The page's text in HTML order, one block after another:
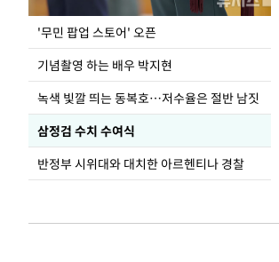
'무민 팝업 스토어' 오픈
기념촬영 하는 배우 박지현
녹색 빛깔 띄는 동복호…저수율은 절반 남짓
삼정검 수치 수여식
반정부 시위대와 대치한 아르헨티나 경찰